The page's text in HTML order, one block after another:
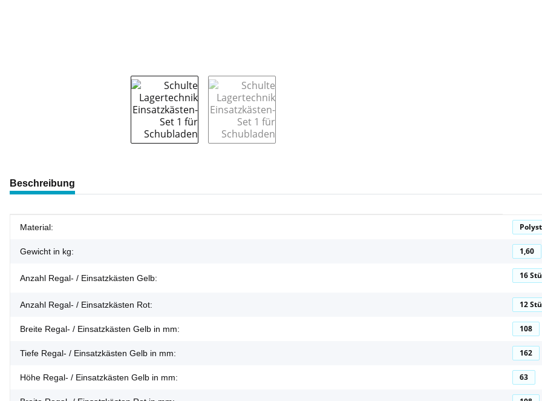
weitere Registerkarten anzeigen
Beschreibung
Produkteigenschaft
Wert
Material:
Gewicht in kg: 1,60
Anzahl Regal- / Einsatzkästen Gelb: 16
Anzahl Regal- / Einsatzkästen Rot: 12
Breite Regal- / Einsatzkästen Gelb in mm: 108
Tiefe Regal- / Einsatzkästen Gelb in mm: 162
Höhe Regal- / Einsatzkästen Gelb in mm: 63